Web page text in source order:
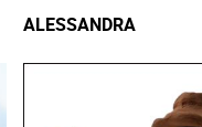
ALESSANDRA